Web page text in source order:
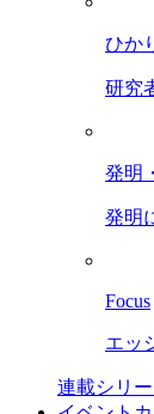
ひか
研究
発明
発明
Focus
エッ
連載シリ